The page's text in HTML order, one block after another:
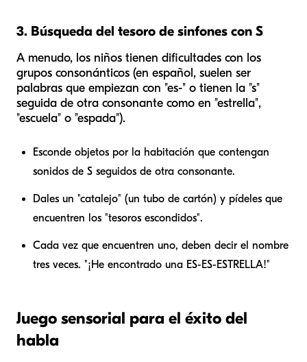
3. Búsqueda del tesoro de sinfones con S
A menudo, los niños tienen dificultades con los
grupos consonánticos (en español, suelen ser
palabras que empiezan con "es-" o tienen la "s"
seguida de otra consonante como en "estrella",
"escuela" o "espada").
Esconde objetos por la habitación que contengan
sonidos de S seguidos de otra consonante.
Dales un "catalejo" (un tubo de cartón) y pídeles que
encuentren los "tesoros escondidos".
Cada vez que encuentren uno, deben decir el nombre
tres veces. "¡He encontrado una ES-ES-ESTRELLA!"
Juego sensorial para el éxito del
habla